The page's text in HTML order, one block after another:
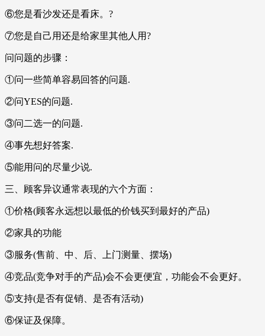
⑥您是看沙发还是看床。?
⑦您是自己用还是给家里其他人用?
问问题的步骤：
①问一些简单容易回答的问题.
②问YES的问题.
③问二选一的问题.
④事先想好答案.
⑤能用问的尽量少说.
三、顾客异议通常表现的六个方面：
①价格(顾客永远想以最低的价钱买到最好的产品)
②家具的功能
③服务(售前、中、后、上门测量、摆场)
④竞品(竞争对手的产品)会不会更便宜，功能会不会更好。
⑤支持(是否有促销、是否有活动)
⑥保证及保障。